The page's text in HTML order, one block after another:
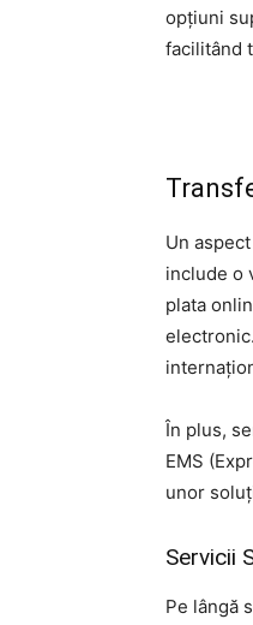
opțiuni
facilitând
Un
include o
plata
În plus,
EMS
unor
Servicii
Pe lângă